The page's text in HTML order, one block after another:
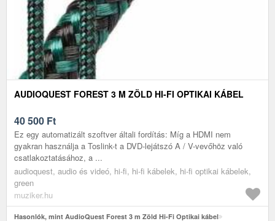
AUDIOQUEST FOREST 3 M ZÖLD HI-FI OPTIKAI KÁBEL
40 500 Ft
Ez egy automatizált szoftver általi fordítás: Míg a HDMI nem
gyakran használja a Toslink-t a DVD-lejátszó A / V-vevőhöz való
csatlakoztatásához, a ...
audioquest, audio és videó, hi-fi, hi-fi kábelek, hi-fi optikai kábelek,
green
muziker.hu
Hasonlók, mint AudioQuest Forest 3 m Zöld Hi-Fi Optikai kábel